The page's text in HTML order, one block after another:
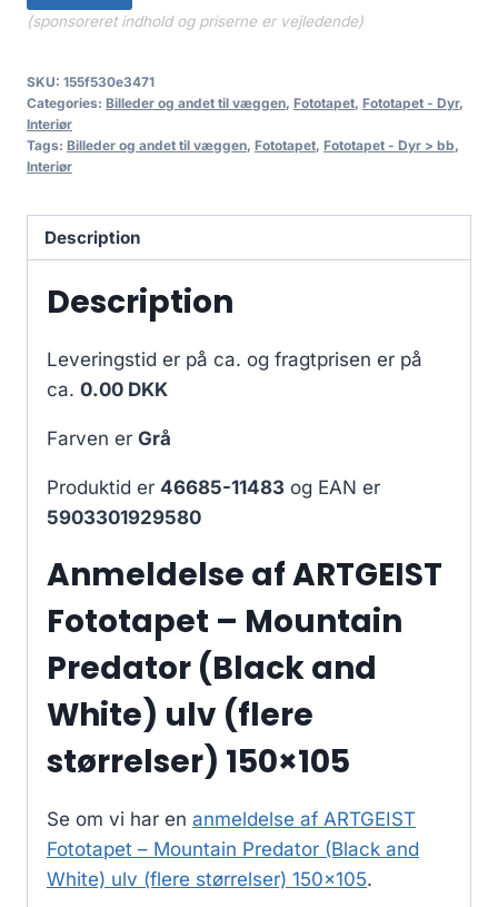
(sponsoreret indhold og priserne er vejledende)
SKU: 155f530e3471
Categories: Billeder og andet til væggen, Fototapet, Fototapet - Dyr,
Interiør
Tags: Billeder og andet til væggen, Fototapet, Fototapet - Dyr > bb,
Interiør
Description
Description
Leveringstid er på ca. og fragtprisen er på
ca. 0.00 DKK
Farven er Grå
Produktid er 46685-11483 og EAN er
5903301929580
Anmeldelse af ARTGEIST
Fototapet – Mountain
Predator (Black and
White) ulv (flere
størrelser) 150×105
Se om vi har en anmeldelse af ARTGEIST
Fototapet – Mountain Predator (Black and
White) ulv (flere størrelser) 150×105.